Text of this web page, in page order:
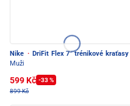
Nike · DriFit Flex 7'' trénikové kraťasy
Muži
599 Kč -33 %
899 Kč